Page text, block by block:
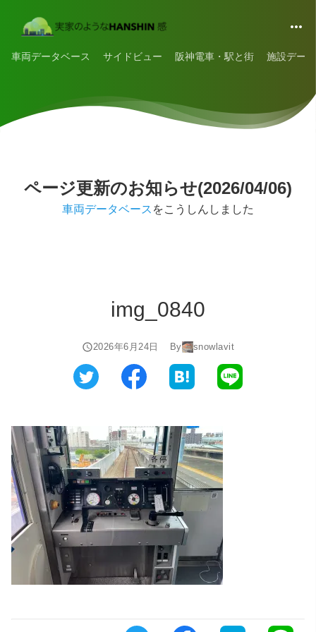
車両データベース サイドビュー 阪神電車・駅と街 施設デー
ページ更新のお知らせ(2026/04/06)
車両データベース をこうしんしました
img_0840
2026年6月24日 By snowlavit